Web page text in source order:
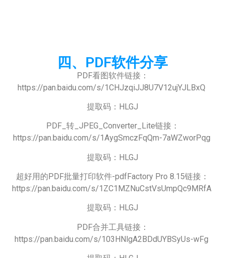
四、PDF软件分享
PDF看图软件链接：
https://pan.baidu.com/s/1CHJzqiJJ8U7V12ujYJLBxQ
提取码：HLGJ
PDF_转_JPEG_Converter_Lite链接：
https://pan.baidu.com/s/1AygSmczFqQm-7aWZworPqg
提取码：HLGJ
超好用的PDF批量打印软件-pdfFactory Pro 8.15链接：
https://pan.baidu.com/s/1ZC1MZNuCstVsUmpQc9MRfA
提取码：HLGJ
PDF合并工具链接：
https://pan.baidu.com/s/103HNlgA2BDdUYBSyUs-wFg